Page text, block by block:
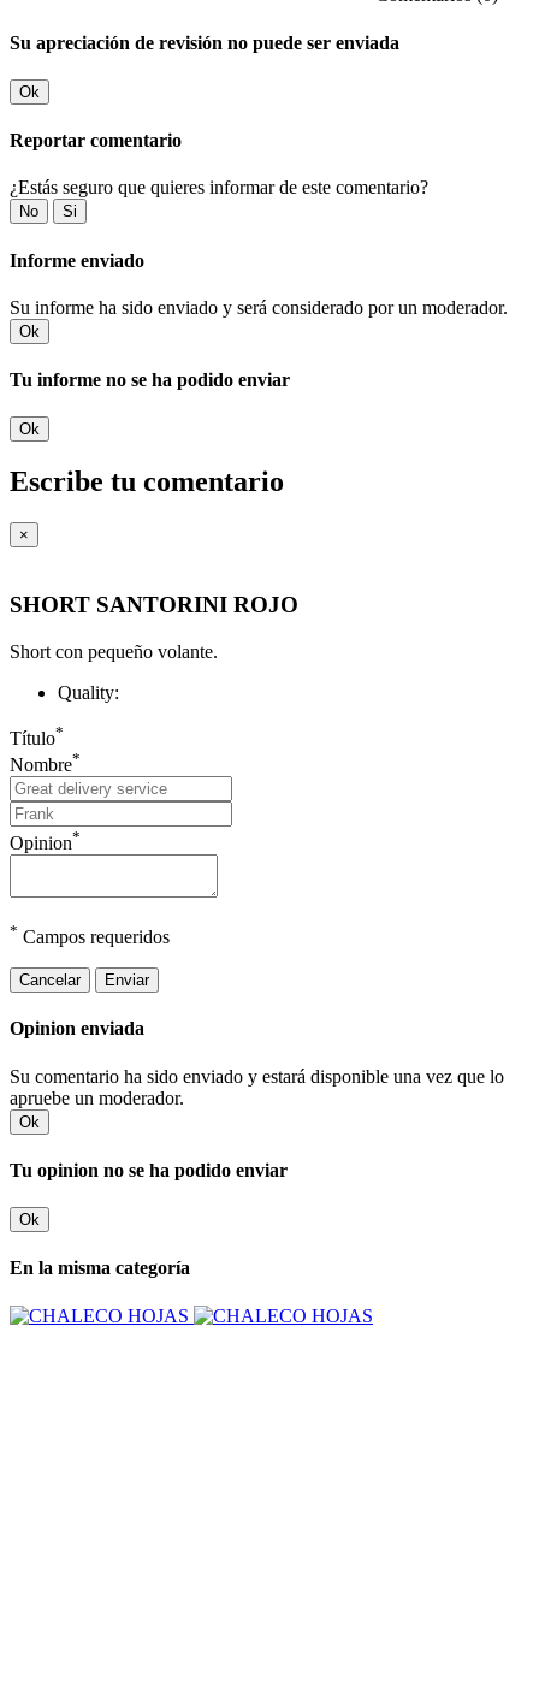
Su apreciación de revisión no puede ser enviada
Ok
Reportar comentario
¿Estás seguro que quieres informar de este comentario?
No Si
Informe enviado
Su informe ha sido enviado y será considerado por un moderador.
Ok
Tu informe no se ha podido enviar
Ok
Escribe tu comentario
×
SHORT SANTORINI ROJO
Short con pequeño volante.
Quality:
Título*
Nombre*
Opinion*
* Campos requeridos
Cancelar Enviar
Opinion enviada
Su comentario ha sido enviado y estará disponible una vez que lo
apruebe un moderador.
Ok
Tu opinion no se ha podido enviar
Ok
En la misma categoría